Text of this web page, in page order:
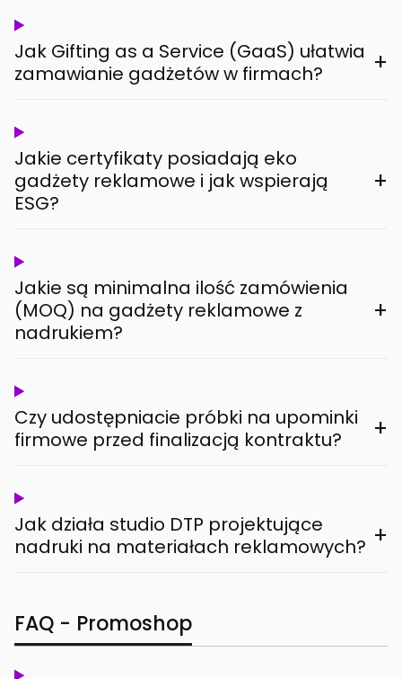
Jak Gifting as a Service (GaaS) ułatwia
zamawianie gadżetów w firmach?
+
Jakie certyfikaty posiadają eko
gadżety reklamowe i jak wspierają
ESG?
+
Jakie są minimalna ilość zamówienia
(MOQ) na gadżety reklamowe z
nadrukiem?
+
Czy udostępniacie próbki na upominki
firmowe przed finalizacją kontraktu?
+
Jak działa studio DTP projektujące
nadruki na materiałach reklamowych? +
FAQ - Promoshop